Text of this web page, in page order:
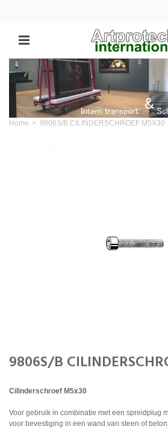
Home > 9806S/B CILINDERSCHROEF M5X30
9806S/B
Cilinderschroef M5x30
Voor gebruik in combinatie met een spreidplug
voor bevestiging in een wand van steen of